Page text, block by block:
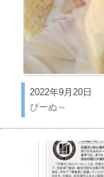
2022年9月20日
ぴーぬ～